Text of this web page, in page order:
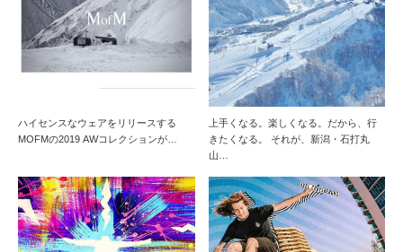
ハイセンスなウェアをリリースする
MOFMの2019 AWコレクションが…
上手くなる。楽しくなる。だから、行
きたくなる。 それが、新潟・石打丸
山…